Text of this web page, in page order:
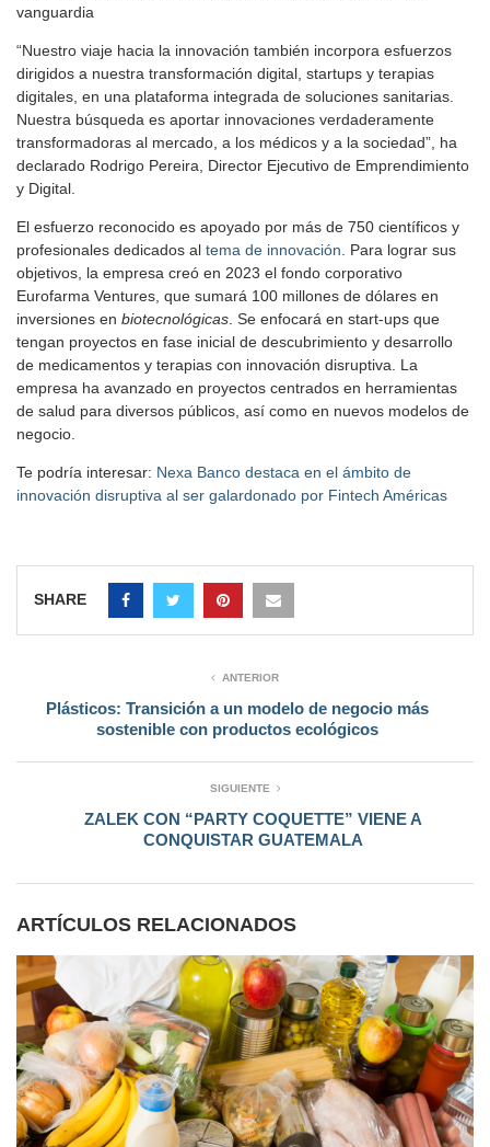
vanguardia
“Nuestro viaje hacia la innovación también incorpora esfuerzos
dirigidos a nuestra transformación digital, startups y terapias
digitales, en una plataforma integrada de soluciones sanitarias.
Nuestra búsqueda es aportar innovaciones verdaderamente
transformadoras al mercado, a los médicos y a la sociedad”, ha
declarado Rodrigo Pereira, Director Ejecutivo de Emprendimiento
y Digital.
El esfuerzo reconocido es apoyado por más de 750 científicos y
profesionales dedicados al tema de innovación. Para lograr sus
objetivos, la empresa creó en 2023 el fondo corporativo
Eurofarma Ventures, que sumará 100 millones de dólares en
inversiones en biotecnológicas. Se enfocará en start-ups que
tengan proyectos en fase inicial de descubrimiento y desarrollo
de medicamentos y terapias con innovación disruptiva. La
empresa ha avanzado en proyectos centrados en herramientas
de salud para diversos públicos, así como en nuevos modelos de
negocio.
Te podría interesar: Nexa Banco destaca en el ámbito de
innovación disruptiva al ser galardonado por Fintech Américas
SHARE
ANTERIOR
Plásticos: Transición a un modelo de negocio más
sostenible con productos ecológicos
SIGUIENTE
ZALEK CON “PARTY COQUETTE” VIENE A
CONQUISTAR GUATEMALA
ARTÍCULOS RELACIONADOS